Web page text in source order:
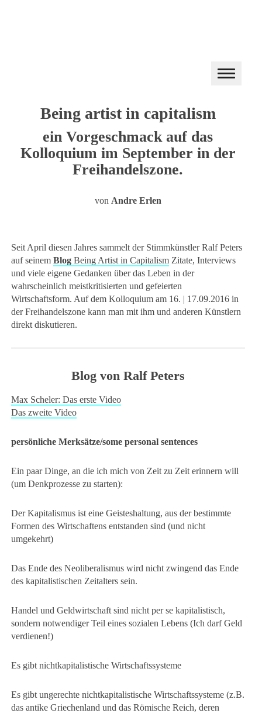
Being artist in capitalism
ein Vorgeschmack auf das
Kolloquium im September in der
Freihandelszone.
von Andre Erlen
Seit April diesen Jahres sammelt der Stimmkünstler Ralf Peters
auf seinemBlog Being Artist in Capitalism Zitate, Interviews
und viele eigene Gedanken über das Leben in der
wahrscheinlich meistkritisierten und gefeierten
Wirtschaftsform. Auf dem Kolloquium am 16. | 17.09.2016 in
der Freihandelszone kann man mit ihm und anderen Künstlern
direkt diskutieren.
Blog von Ralf Peters
Max Scheler: Das erste Video
Das zweite Video
persönliche Merksätze/some personal sentences
Ein paar Dinge, an die ich mich von Zeit zu Zeit erinnern will
(um Denkprozesse zu starten):
Der Kapitalismus ist eine Geisteshaltung, aus der bestimmte
Formen des Wirtschaftens entstanden sind (und nicht
umgekehrt)
Das Ende des Neoliberalismus wird nicht zwingend das Ende
des kapitalistischen Zeitalters sein.
Handel und Geldwirtschaft sind nicht per se kapitalistisch,
sondern notwendiger Teil eines sozialen Lebens (Ich darf Geld
verdienen!)
Es gibt nichtkapitalistische Wirtschaftssysteme
Es gibt ungerechte nichtkapitalistische Wirtschaftssysteme (z.B.
das antike Griechenland und das Römische Reich, deren